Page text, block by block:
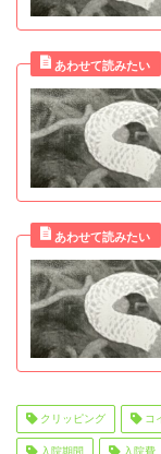
クリッピング コ